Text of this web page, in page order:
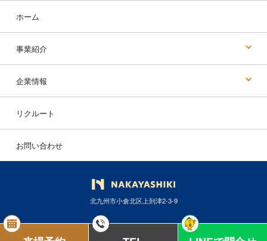
ホーム
事業紹介
企業情報
リクルート
お問い合わせ
北九州市小倉北区上到津2-3-9